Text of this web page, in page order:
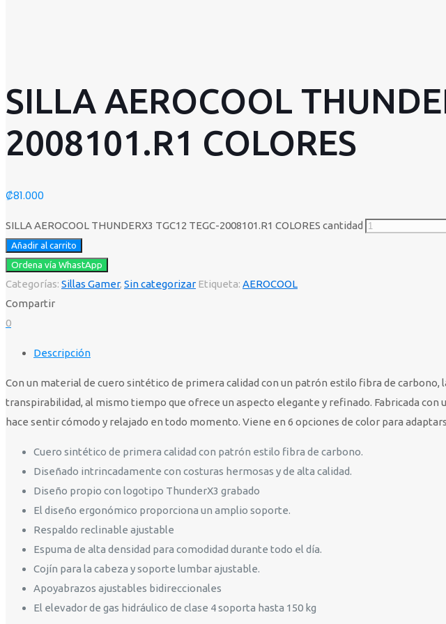
SILLA AEROCOOL
2008101.R1 COLORES
₡81.000
SILLA AEROCOOL THUNDERX3 TGC12 TEGC-2008101.R1 COLORES cantidad
Añadir al carrito
Ordena vía WhastApp
Categorías: Sillas Gamer, Sin categorizar Etiqueta: AEROCOOL
Compartir
0
Descripción
Con un material de cuero sintético de primera calidad con un patrón estilo fibra de carbono,
transpirabilidad, al mismo tiempo que ofrece un aspecto elegante y refinado. Fabricada con
hace sentir cómodo y relajado en todo momento. Viene en 6 opciones de color para
Cuero sintético de primera calidad con patrón estilo fibra de carbono.
Diseñado intrincadamente con costuras hermosas y de alta calidad.
Diseño propio con logotipo ThunderX3 grabado
El diseño ergonómico proporciona un amplio soporte.
Respaldo reclinable ajustable
Espuma de alta densidad para comodidad durante todo el día.
Cojín para la cabeza y soporte lumbar ajustable.
Apoyabrazos ajustables bidireccionales
El elevador de gas hidráulico de clase 4 soporta hasta 150 kg